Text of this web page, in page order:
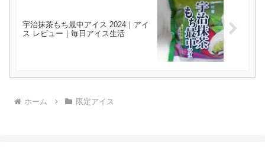
宇治抹茶もち最中アイス 2024｜アイ
ス レビュー｜毎日アイス生活
ホーム 限定アイス